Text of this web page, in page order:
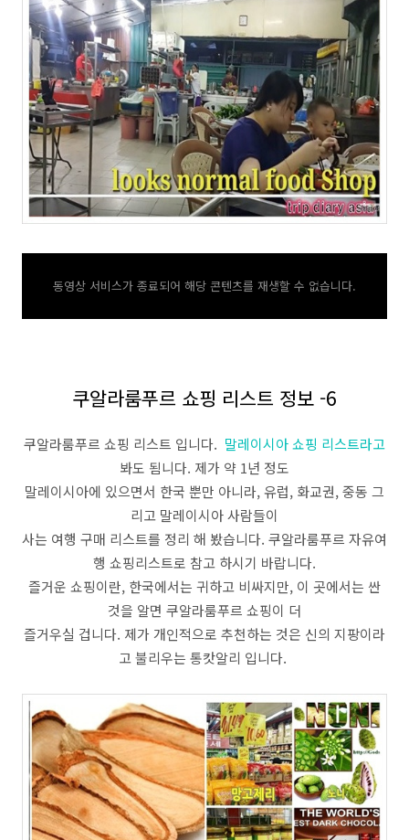
동영상 서비스가 종료되어 해당 콘텐츠를 재생할 수 없습니다.
쿠알라룸푸르 쇼핑 리스트 정보 -6
쿠알라룸푸르 쇼핑 리스트 입니다. 말레이시아 쇼핑 리스트라고
봐도 됨니다. 제가 약 1년 정도
말레이시아에 있으면서 한국 뿐만 아니라, 유럽, 화교권, 중동 그
리고 말레이시아 사람들이
사는 여행 구매 리스트를 정리 해 봤습니다. 쿠알라룸푸르 자유여
행 쇼핑리스트로 참고 하시기 바랍니다.
즐거운 쇼핑이란, 한국에서는 귀하고 비싸지만, 이 곳에서는 싼
것을 알면 쿠알라룸푸르 쇼핑이 더
즐거우실 겁니다. 제가 개인적으로 추천하는 것은 신의 지팡이라
고 불리우는 통캇알리 입니다.